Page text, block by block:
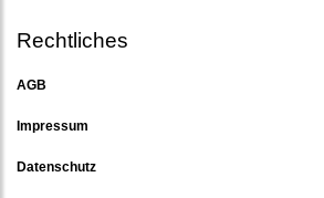
Rechtliches
AGB
Impressum
Datenschutz